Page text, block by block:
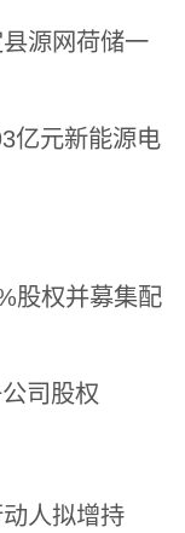
源网荷储一
亿元新能源电
股权并募集配
司股权
人拟增持